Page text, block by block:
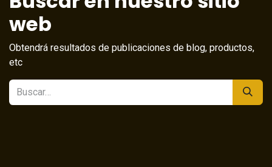
web
Obtendrá resultados de publicaciones de blog, productos,
etc